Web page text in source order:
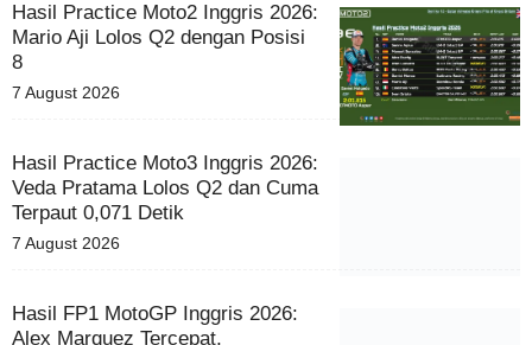
Hasil Practice Moto2 Inggris 2026:
Mario Aji Lolos Q2 dengan Posisi
8
7 August 2026
Hasil Practice Moto3 Inggris 2026:
Veda Pratama Lolos Q2 dan Cuma
Terpaut 0,071 Detik
7 August 2026
Hasil FP1 MotoGP Inggris 2026:
Alex Marquez Tercepat,